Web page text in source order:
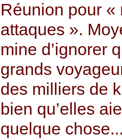
Réunion pour «
attaques ».
mine d’ignorer
grands
des milliers de
bien qu’elles
quelque